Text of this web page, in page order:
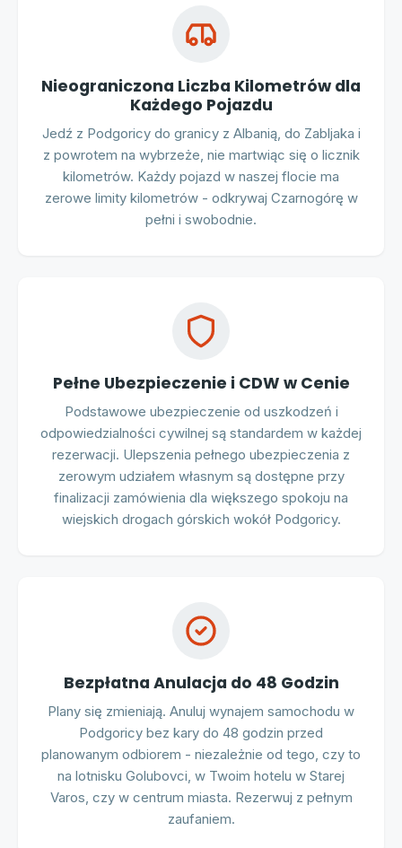
Nieograniczona Liczba Kilometrów dla
Każdego Pojazdu
Jedź z Podgoricy do granicy z Albanią, do Zabljaka i
z powrotem na wybrzeże, nie martwiąc się o licznik
kilometrów. Każdy pojazd w naszej flocie ma
zerowe limity kilometrów - odkrywaj Czarnogórę w
pełni i swobodnie.
Pełne Ubezpieczenie i CDW w Cenie
Podstawowe ubezpieczenie od uszkodzeń i
odpowiedzialności cywilnej są standardem w każdej
rezerwacji. Ulepszenia pełnego ubezpieczenia z
zerowym udziałem własnym są dostępne przy
finalizacji zamówienia dla większego spokoju na
wiejskich drogach górskich wokół Podgoricy.
Bezpłatna Anulacja do 48 Godzin
Plany się zmieniają. Anuluj wynajem samochodu w
Podgoricy bez kary do 48 godzin przed
planowanym odbiorem - niezależnie od tego, czy to
na lotnisku Golubovci, w Twoim hotelu w Starej
Varos, czy w centrum miasta. Rezerwuj z pełnym
zaufaniem.